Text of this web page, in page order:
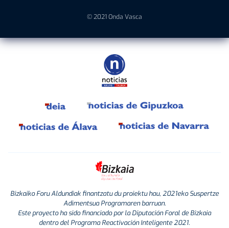
© 2021 Onda Vasca
Bizkaiko Foru Aldundiak finantzatu du proiektu hau, 2021eko Suspertze
Adimentsua Programaren barruan.
Este proyecto ha sido financiado por la Diputación Foral de Bizkaia
dentro del Programa Reactivación Inteligente 2021.